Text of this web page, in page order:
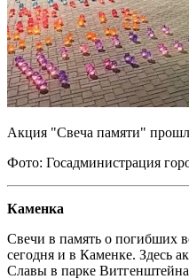
Акция "Свеча памяти"
Фото: Госадминистрация
Каменка
Свечи в память о погибших
сегодня и в Каменке. Здесь
Славы в парке